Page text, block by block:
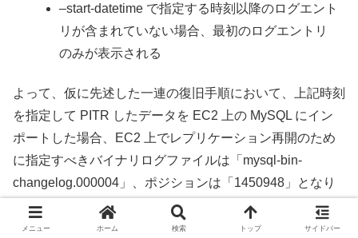
–start-datetime で指定する時刻以降のログエント
リが含まれていない場合、最初のログエントリ
のみが表示される
よって、仮に先述した一連の復旧手順において、上記時刻
を指定して PITR したデータを EC2 上の MySQL にイン
ポートした場合、EC2 上でレプリケーション再開のため
に指定すべきバイナリログファイルは「mysql-bin-
changelog.000004」、ポジションは「1450948」となり
ます。
メニュー ホーム 検索 トップ サイドバー